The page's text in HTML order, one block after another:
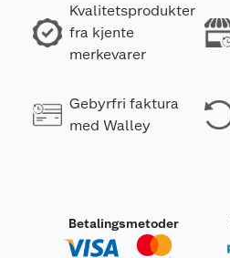
Kvalitetsprodukter
fra kjente
merkevarer
Gebyrfri faktura
med Walley
Betalingsmetoder